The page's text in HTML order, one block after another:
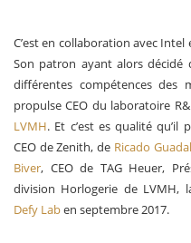
C’est en collaboration avec Intel
Son patron ayant alors décidé
différentes compétences des
propulse CEO du laboratoire
LVMH. Et c’est es qualité qu’il
CEO de Zenith, de Ricado
Biver, CEO de TAG Heuer,
division Horlogerie de LVMH,
Defy Laben septembre 2017.